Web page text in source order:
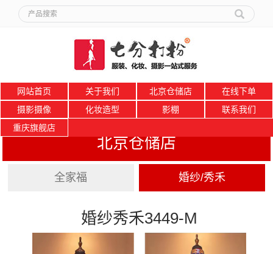
网站首页 关于我们 北京仓储店
在线下单
摄影摄像
化妆造型 影棚
联系我们
重庆旗舰店
北京仓储店
全家福 婚纱/秀禾
婚纱秀禾3449-M